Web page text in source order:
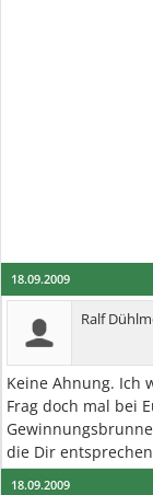
18.09.2009
Ralf
Keine Ahnung. Ich
Frag doch mal bei
die Dir
18.09.2009